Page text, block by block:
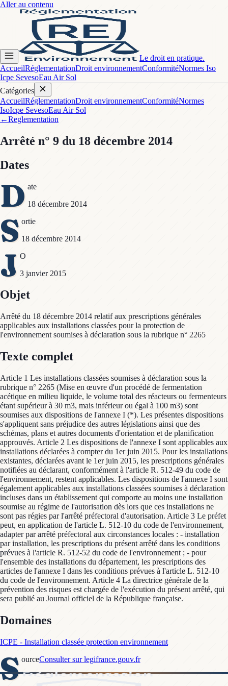
Aller au contenu
Le droit en pratique.
AccueilRéglementationDroit environnementConformitéNormes Iso
Icpe SevesoEau Air Sol
Catégories
AccueilRéglementationDroit environnementConformitéNormes
IsoIcpe SevesoEau Air Sol
←Reglementation
Arrêté n° 9 du 18 décembre 2014
Dates
D ate
18 décembre 2014
S ortie
18 décembre 2014
J O
3 janvier 2015
Objet
Arrêté du 18 décembre 2014 relatif aux prescriptions générales
applicables aux installations classées pour la protection de
l'environnement soumises à déclaration sous la rubrique n° 2265
Texte complet
Article 1 Les installations classées soumises à déclaration sous la
rubrique n° 2265 (Mise en œuvre d'un procédé de fermentation
acétique en milieu liquide, le volume total des réacteurs ou fermenteurs
étant supérieur à 30 m3, mais inférieur ou égal à 100 m3) sont
soumises aux dispositions de l'annexe I (*). Les présentes dispositions
s'appliquent sans préjudice des autres législations ainsi que des
schémas, plans et autres documents d'orientation et de planification
approuvés. Article 2 Les dispositions de l'annexe I sont applicables aux
installations déclarées à compter du 1er juin 2015. Pour les installations
existantes, déclarées avant le 1er juin 2015, les prescriptions générales
notifiées au déclarant, conformément à l'article R. 512-49 du code de
l'environnement, restent applicables. Les dispositions de l'annexe I sont
également applicables aux installations classées soumises à déclaration
incluses dans un établissement qui comporte au moins une installation
soumise au régime de l'autorisation dès lors que ces installations ne
sont pas régies par l'arrêté préfectoral d'autorisation. Article 3 Le préfet
peut, en application de l'article L. 512-10 du code de l'environnement,
adapter par arrêté préfectoral aux circonstances locales : - installation
par installation, les prescriptions du présent arrêté dans les conditions
prévues à l'article R. 512-52 du code de l'environnement ; - pour
l'ensemble des installations du département, les prescriptions des
articles de l'annexe I dans les conditions prévues à l'article L. 512-10
du code de l'environnement. Article 4 La directrice générale de la
prévention des risques est chargée de l'exécution du présent arrêté, qui
sera publié au Journal officiel de la République française.
Domaines
ICPE - Installation classée protection environnement
S ourceConsulter sur legifrance.gouv.fr